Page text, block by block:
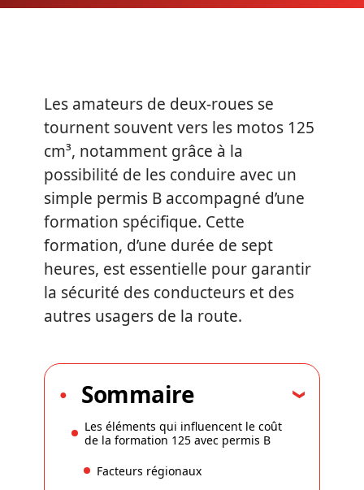
Les amateurs de deux-roues se
tournent souvent vers les motos 125
cm³, notamment grâce à la
possibilité de les conduire avec un
simple permis B accompagné d’une
formation spécifique. Cette
formation, d’une durée de sept
heures, est essentielle pour garantir
la sécurité des conducteurs et des
autres usagers de la route.
Sommaire
Les éléments qui influencent le coût
de la formation 125 avec permis B
Facteurs régionaux